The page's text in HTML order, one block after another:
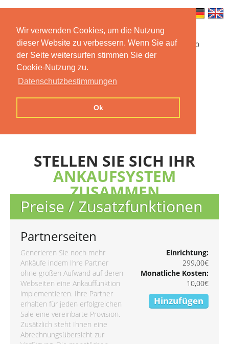
Wir verwenden Cookies, um die Nutzung
dieser Website zu verbessern. Wenn Sie auf
der Seite weitersurfen stimmen Sie der
Cookie-Nutzung zu.
Datenschutzbestimmungen
Ok
Startseite Funktionen Mobile App
Preise
Kontakt Impressum
STELLEN SIE SICH IHR
ANKAUFSYSTEM
ZUSAMMEN
Preise / Zusatzfunktionen
Partnerseiten
Generieren Sie noch mehr
Ankäufe indem Ihre Partner
ohne großen Aufwand auf deren
Webseiten eine Ankauffunktion
implementieren. Ihre Partner
erhalten für jeden erfolgreichen
Sale eine vereinbarte Provision.
Zusätzlich steht Ihnen eine
Abrechnungsübersicht zur
Einrichtung:
299,00€
Monatliche Kosten:
10,00€
Hinzufügen